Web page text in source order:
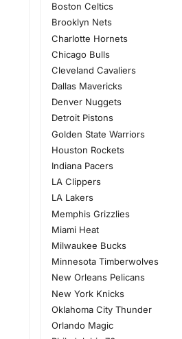
Boston Celtics
Brooklyn Nets
Charlotte Hornets
Chicago Bulls
Cleveland Cavaliers
Dallas Mavericks
Denver Nuggets
Detroit Pistons
Golden State Warriors
Houston Rockets
Indiana Pacers
LA Clippers
LA Lakers
Memphis Grizzlies
Miami Heat
Milwaukee Bucks
Minnesota Timberwolves
New Orleans Pelicans
New York Knicks
Oklahoma City Thunder
Orlando Magic